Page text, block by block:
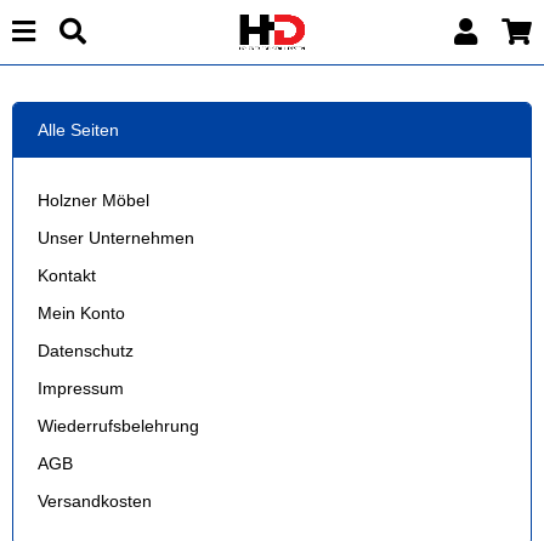
Alle Seiten
Holzner Möbel
Unser Unternehmen
Kontakt
Mein Konto
Datenschutz
Impressum
Wiederrufsbelehrung
AGB
Versandkosten